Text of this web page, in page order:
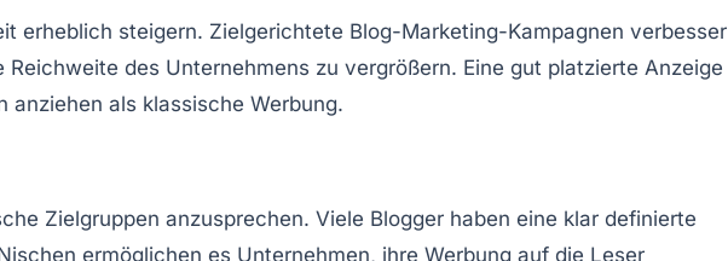
erheblich steigern. Zielgerichtete Blog-Marketing-Kampagnen
des Unternehmens zu vergrößern. Eine gut platzierte Anzeige
anziehen als klassische Werbung.
Zielgruppen anzusprechen. Viele Blogger haben eine klar definierte
ermöglichen es Unternehmen, ihre Werbung auf die Leser